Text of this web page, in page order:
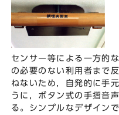
センサー等による一方的
の必要のない利用者まで
ねないため，自発的に手
うに，ボタン式の手摺音
る。シンプルなデザイン